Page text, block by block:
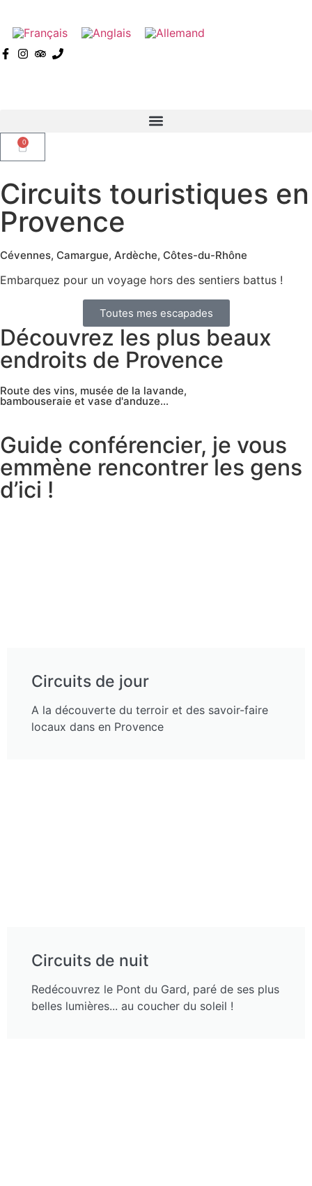
0
Circuits touristiques en
Provence
Cévennes, Camargue, Ardèche, Côtes-du-Rhône
Embarquez pour un voyage hors des sentiers battus !
Toutes mes escapades
Découvrez les plus beaux
endroits de Provence
Route des vins, musée de la lavande,
bambouseraie et vase d'anduze...
Guide conférencier, je vous
emmène rencontrer les gens
d’ici !
Circuits de jour
A la découverte du terroir et des savoir-faire
locaux dans en Provence
Circuits de nuit
Redécouvrez le Pont du Gard, paré de ses plus
belles lumières... au coucher du soleil !